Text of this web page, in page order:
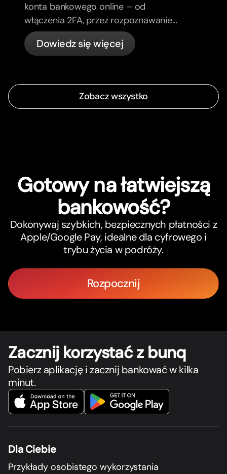
konta bankowego online – od
włączenia 2FA, przez rozpoznawanie
phishing, kontrolę kart, aż po to, co
bunq załatwia automatycznie.
Dowiedz się więcej
Zobacz wszystko
Gotowy na łatwiejszą
bankowość?
Dokonywaj szybkich, bezpiecznych płatności z
Apple/Google Pay, idealne dla cyfrowego i
trybu życia w podróży.
Rozpocznij
Zacznij korzystać z bunq
Pobierz aplikację i zacznij bankować w kilka
minut.
Dla Ciebie
Przykłady osobistego wykorzystania